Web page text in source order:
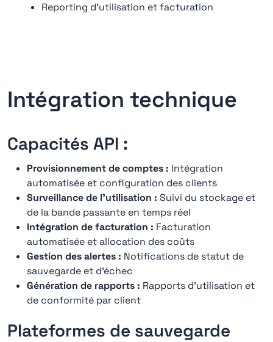
Reporting d'utilisation et facturation
Intégration technique
Capacités API :
Provisionnement de comptes : Intégration
automatisée et configuration des clients
Surveillance de l'utilisation : Suivi du stockage et
de la bande passante en temps réel
Intégration de facturation : Facturation
automatisée et allocation des coûts
Gestion des alertes : Notifications de statut de
sauvegarde et d'échec
Génération de rapports : Rapports d'utilisation et
de conformité par client
Plateformes de sauvegarde